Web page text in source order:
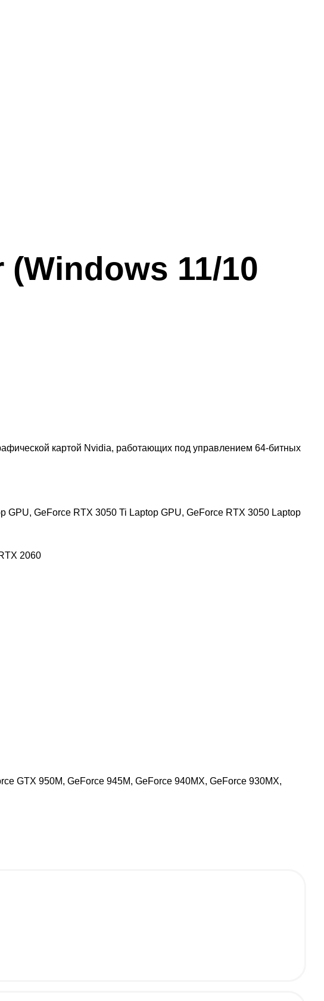
11/10
картой Nvidia, работающих под управлением 64-битных
GeForce RTX 3050 Ti Laptop GPU, GeForce RTX 3050 Laptop
2060
GTX 950M, GeForce 945M, GeForce 940MX, GeForce 930MX,